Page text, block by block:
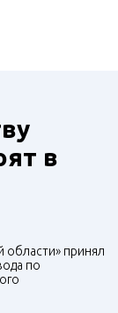
в
области» принял
по